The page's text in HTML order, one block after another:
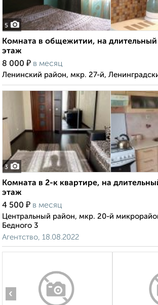
5
Комната в общежитии, на длительный
этаж
8 000 ₽ в месяц
Ленинский район, мкр. 27-й,
3
Комната в 2-к квартире, на
этаж
4 500 ₽ в месяц
Центральный район, мкр. 20-й
Бедного 3
Агентство, 18.08.2022
‹